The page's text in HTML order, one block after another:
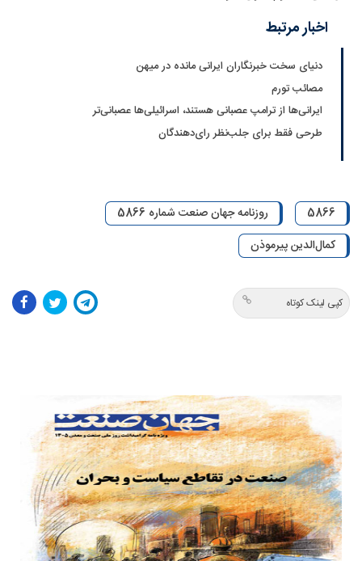
اخبار مرتبط
دنیای سخت خبرنگاران ایرانی مانده در میهن
مصائب تورم‌
ایرانی‌ها از ترامپ عصبانی هستند، اسرائیلی‌ها عصبانی‌تر
طرحی فقط برای جلب‌نظر رای‌دهندگان
5866
روزنامه جهان صنعت شماره 5866
کمال‌الدین پیرموذن
کپی لینک کوتاه